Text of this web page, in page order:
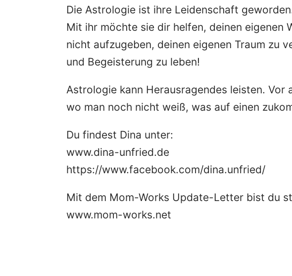
Die Astrologie ist ihre Leidenschaft
Mit ihr möchte sie dir helfen, deinen eigenen
nicht aufzugeben, deinen eigenen Traum zu
und Begeisterung zu leben!
Astrologie kann Herausragendes leisten. Vor
wo man noch nicht weiß, was auf einen
Du findest Dina unter:
www.dina-unfried.de
https://www.facebook.com/dina.unfried/
Mit dem Mom-Works Update-Letter bist du
www.mom-works.net